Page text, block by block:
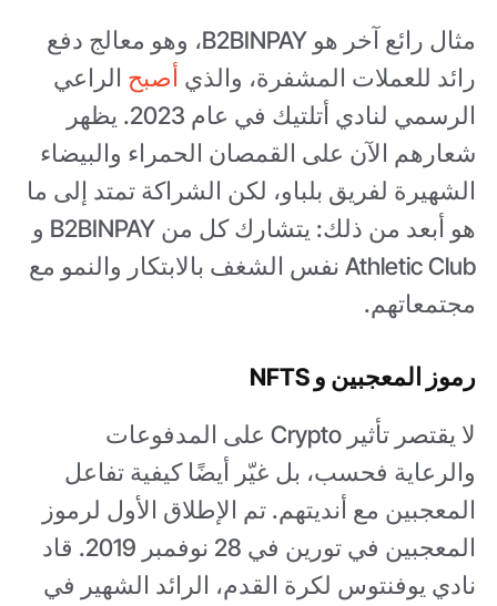
مثال رائع آخر هو B2BINPAY، وهو معالج دفع
رائد للعملات المشفرة، والذي أصبح الراعي
الرسمي لنادي أتلتيك في عام 2023. يظهر
شعارهم الآن على القمصان الحمراء والبيضاء
الشهيرة لفريق بلباو، لكن الشراكة تمتد إلى ما
هو أبعد من ذلك: يتشارك كل من B2BINPAY و
Athletic Club نفس الشغف بالابتكار والنمو مع
مجتمعاتهم.
رموز المعجبين و NFTS
لا يقتصر تأثير Crypto على المدفوعات
والرعاية فحسب، بل غيّر أيضًا كيفية تفاعل
المعجبين مع أنديتهم. تم الإطلاق الأول لرموز
المعجبين في تورين في 28 نوفمبر 2019. قاد
نادي يوفنتوس لكرة القدم، الرائد الشهير في